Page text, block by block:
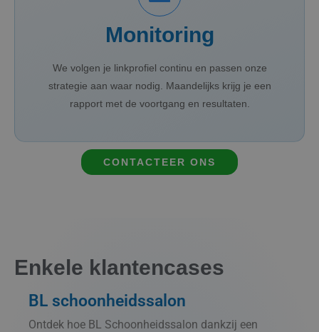
Monitoring
We volgen je linkprofiel continu en passen onze
strategie aan waar nodig. Maandelijks krijg je een
rapport met de voortgang en resultaten.
CONTACTEER ONS
Enkele klantencases
BL schoonheidssalon
Ontdek hoe BL Schoonheidssalon dankzij een